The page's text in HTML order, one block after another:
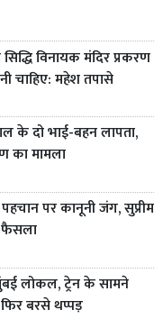
विनायक मंदिर प्रकरण
चाहिए: महेश तपासे
के दो भाई-बहन लापता,
का मामला
पर कानूनी जंग, सुप्रीम
फैसला
लोकल, ट्रेन के सामने
बरसे थप्पड़